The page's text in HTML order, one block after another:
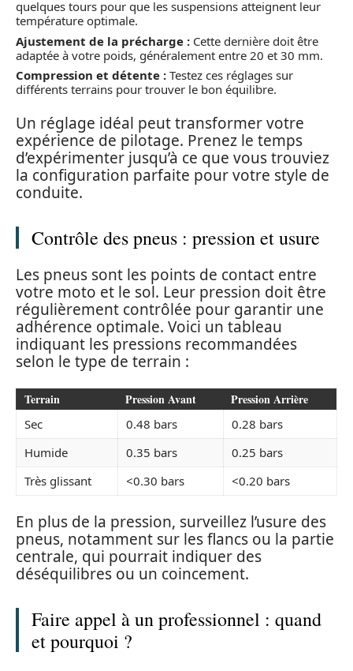
quelques tours pour que les suspensions atteignent leur
température optimale.
Ajustement de la précharge : Cette dernière doit être
adaptée à votre poids, généralement entre 20 et 30 mm.
Compression et détente : Testez ces réglages sur
différents terrains pour trouver le bon équilibre.
Un réglage idéal peut transformer votre
expérience de pilotage. Prenez le temps
d’expérimenter jusqu’à ce que vous trouviez
la configuration parfaite pour votre style de
conduite.
Contrôle des pneus : pression et usure
Les pneus sont les points de contact entre
votre moto et le sol. Leur pression doit être
régulièrement contrôlée pour garantir une
adhérence optimale. Voici un tableau
indiquant les pressions recommandées
selon le type de terrain :
Terrain Pression Avant Pression Arrière
Sec 0.48 bars
0.28 bars
Humide
0.35 bars
0.25 bars
Très glissant
<0.30 bars <0.20 bars
En plus de la pression, surveillez l’usure des
pneus, notamment sur les flancs ou la partie
centrale, qui pourrait indiquer des
déséquilibres ou un coincement.
Faire appel à un professionnel : quand
et pourquoi ?